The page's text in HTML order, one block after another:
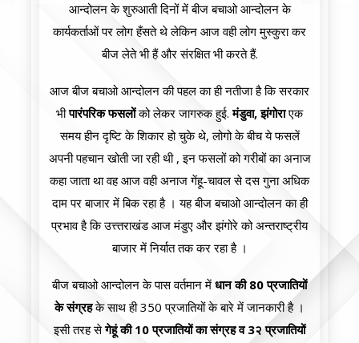
आन्दोलन के शुरुआती दिनों में बीज बचाओ आन्दोलन के
कार्यकर्ताओं पर लोग हँसते थे लेकिन आज वही लोग मुस्कुरा कर
बीज लेते भी हैं और संरक्षित भी करते हैं.
आज बीज बचाओ आन्दोलन की पहल का ही नतीजा है कि सरकार
भीपारंपरिक फसलोंको लेकर जागरुक हुई.मंडुवा, झंगोराएक
समय हीन दृष्टि के शिकार हो चुके थे, लोगो के बीच ये फसलें
अपनी पहचान खोती जा रही थी , इन फसलों को गरीबों का अनाज
कहा जाता था वह आज वही अनाज गेंहू-चावल से दस गुना अधिक
दाम पर बाजार में बिक रहा है । यह बीज बचाओ आन्दोलन का ही
प्रभाव है कि उत्त्तराखंड आज मंडुए और झंगोरे को अन्तराष्ट्रीय
बाजार में निर्यात तक कर रहा है ।
बीज बचाओ आन्दोलन के पास वर्तमान में धान की 80 प्रजातियों
के संग्रहके साथ ही 350 प्रजातियों के बारे में जानकारी है ।
इसी तरह सेगेहूं की 10 प्रजातियों का संग्रह व 3२ प्रजातियों